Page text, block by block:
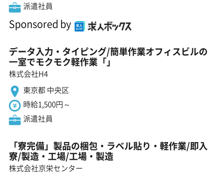
派遣社員
Sponsored by
データ入力・タイピング/簡単作業オフィスビルの
一室でモクモク軽作業「」
株式会社H4
東京都 中央区
時給1,500円～
派遣社員
「寮完備」製品の梱包・ラベル貼り・軽作業/即入
寮/製造・工場/工場・製造
株式会社京栄センター